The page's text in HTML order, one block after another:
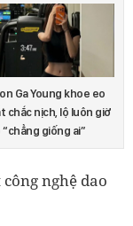
Ga Young khoe eo
chắc nịch, lộ luôn giờ
giống ai”
nghệ dao